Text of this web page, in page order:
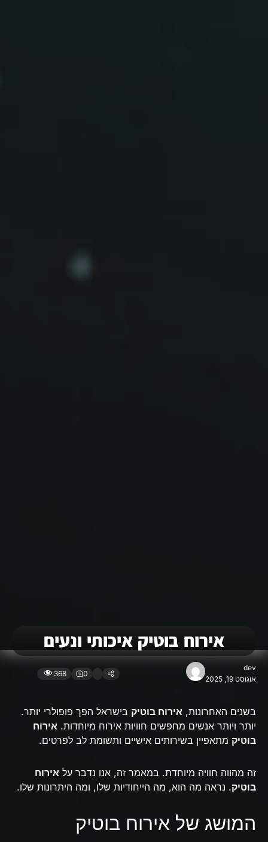
אירוח בוטיק איכותי ונעים
dev
אוגוסט 19, 2025
0
368
בשנים האחרונות, אירוח בוטיק בישראל הפך פופולרי יותר.
יותר ויותר אנשים מחפשים חוויות אירוח מיוחדות. אירוח
בוטיק מתאפיין בשירותים אישיים ותשומת לב לפרטים.
זה מהווה חוויה מיוחדת. במאמר זה, אנו נדבר על אירוח
בוטיק. נראה מה הוא, מה הייחודיות שלו, ומה היתרונות שלו.
המושג של אירוח בוטיק